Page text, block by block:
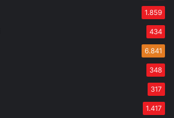
1.859
434
6.841
348
317
1.417